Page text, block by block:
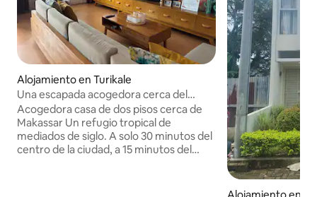
Alojamiento en Turikale
Una escapada acogedora cerca del
centro de Makassar
Acogedora casa de dos pisos cerca de
Makassar Un refugio tropical de
mediados de siglo. A solo 30 minutos del
centro de la ciudad, a 15 minutos del